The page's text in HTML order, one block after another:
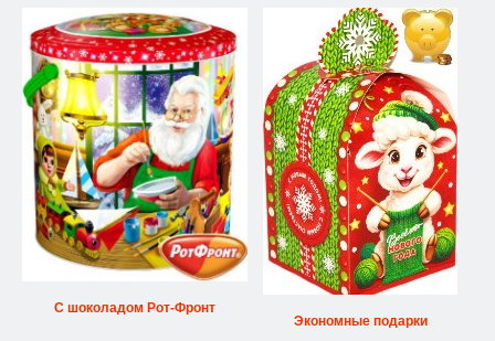
С шоколадом Рот-Фронт
Экономные подарки